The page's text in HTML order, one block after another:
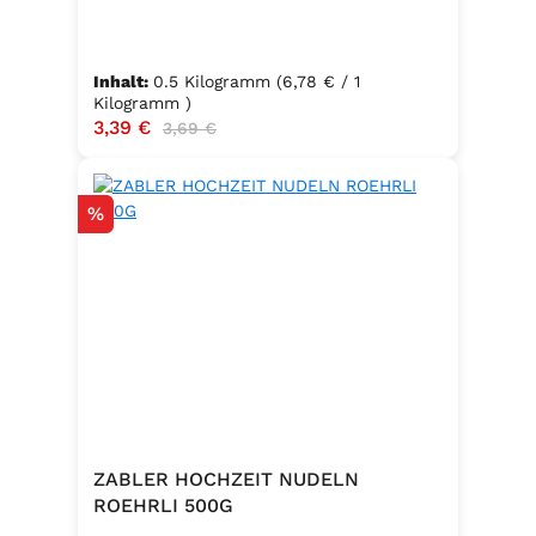
Inhalt: 0.5 Kilogramm (6,78 € / 1
Kilogramm )
Verkaufspreis:
3,39 € Regulärer Preis:
3,69 €
Rabatt
%
ZABLER HOCHZEIT NUDELN
ROEHRLI 500G